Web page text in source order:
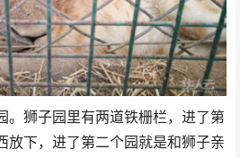
。狮子园里有两道铁栅栏，进了第
放下，进了第二个园就是和狮子亲